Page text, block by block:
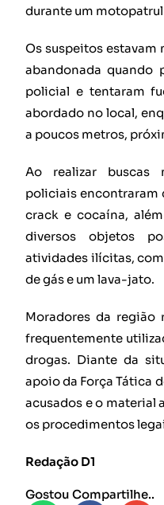
durante um
Os suspeitos estavam
abandonada quando
policial e tentaram
abordado no local,
a poucos metros,
Ao realizar buscas
policiais encontraram
crack e cocaína,
diversos objetos
atividades ilícitas,
de gás e um lava-jato.
Moradores da região
frequentemente
drogas. Diante da
apoio da Força Tática
acusados e o material
os procedimentos
Redação D1
Gostou Compartilhe..